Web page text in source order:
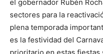
el gobernador Rubén
sectores para la
plena temporada
es la festividad del